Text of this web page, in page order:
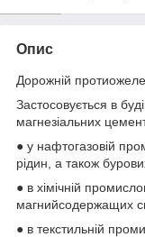
Опис
Дорожній
Застосовується в
магнезіальних
● у нафтогазовій
рідин, а також
● в хімічній
магнийсодержащих
● в текстильній